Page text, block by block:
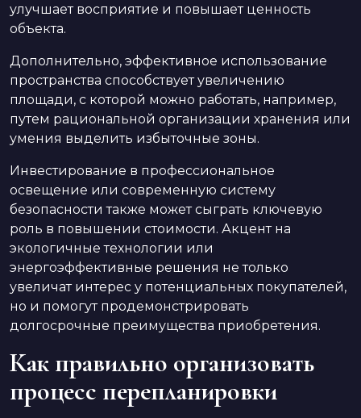
улучшает восприятие и повышает ценность
объекта.
Дополнительно, эффективное использование
пространства способствует увеличению
площади, с которой можно работать, например,
путем рациональной организации хранения или
умения выделить избыточные зоны.
Инвестирование в профессиональное
освещение или современную систему
безопасности также может сыграть ключевую
роль в повышении стоимости. Акцент на
экологичные технологии или
энергоэффективные решения не только
увеличат интерес у потенциальных покупателей,
но и помогут продемонстрировать
долгосрочные преимущества приобретения.
Как правильно организовать
процесс перепланировки